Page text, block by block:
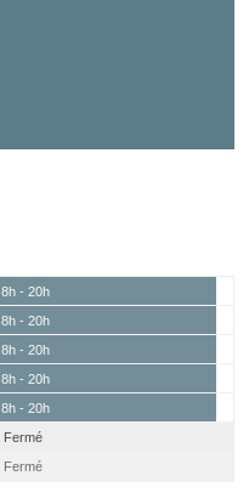
8h - 20h
8h - 20h
8h - 20h
8h - 20h
8h - 20h
Fermé
Fermé